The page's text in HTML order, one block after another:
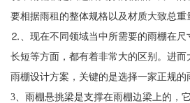
要相据雨租的整体规格以及材质大致总重
⒉、现在不同领域当中所需要的雨棚在尺
长短等方面，都有着非常大的区别。进
雨棚设计方案，关键的是选择一家正规的
3、雨棚悬挑梁是支撑在雨棚边梁上的，